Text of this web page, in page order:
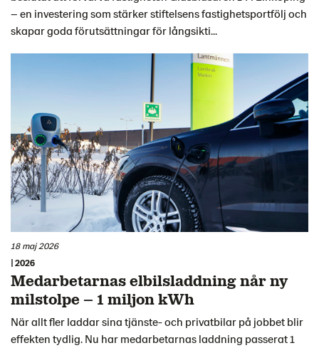
– en investering som stärker stiftelsens fastighetsportfölj och
skapar goda förutsättningar för långsikti...
18 maj 2026
| 2026
Medarbetarnas elbilsladdning når ny
milstolpe – 1 miljon kWh
När allt fler laddar sina tjänste- och privatbilar på jobbet blir
effekten tydlig. Nu har medarbetarnas laddning passerat 1